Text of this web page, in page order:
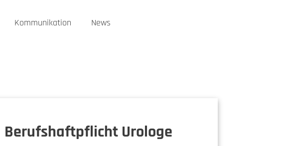
Kommunikation News
Berufshaftpflicht Urologe